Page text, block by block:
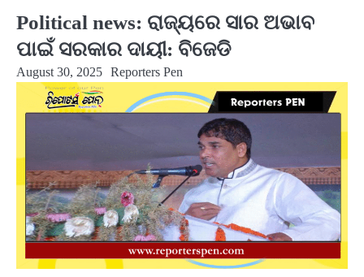
Political news: ରାଜ୍ୟରେ ସାର ଅଭାବ
ପାଇଁ ସରକାର ଦାୟୀ: ବିଜେଡି
August 30, 2025 Reporters Pen